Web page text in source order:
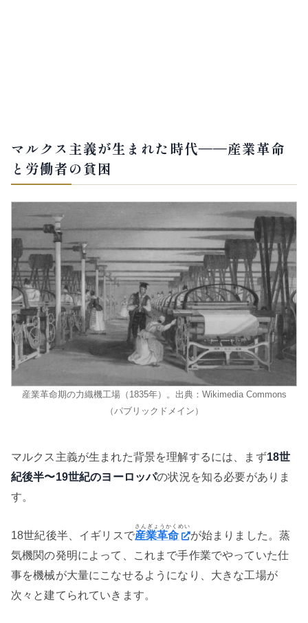
マルクス主義が生まれた時代——産業革命
と労働者の貧困
産業革命期の力織機工場（1835年）。出典：Wikimedia Commons
（パブリックドメイン）
マルクス主義が生まれた背景を理解するには、まず18世
紀後半〜19世紀のヨーロッパの状況を知る必要がありま
す。
18世紀後半、イギリスで産業革命
さんぎょうかくめい
が始まりました。蒸
気機関の発明によって、これまで手作業でやっていた仕
事を機械が大量にこなせるようになり、大きな工場が
次々と建てられていきます。